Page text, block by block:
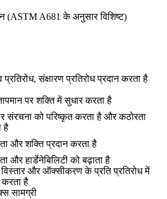
(ASTM A681 के अनुसार विशिष्ट)
प्रतिरोध, संक्षारण प्रतिरोध प्रदान करता है
पर शक्ति में सुधार करता है
संरचना को परिष्कृत करता है और कठोरता
है
और शक्ति प्रदान करता है
और हार्डेनेबिलिटी को बढ़ाता है
विस्तार और ऑक्सीकरण के प्रति प्रतिरोध में
करता है
सामग्री